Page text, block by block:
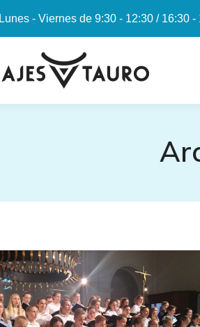
Lunes - Viernes de 9:30 - 12:30 / 16:30 -